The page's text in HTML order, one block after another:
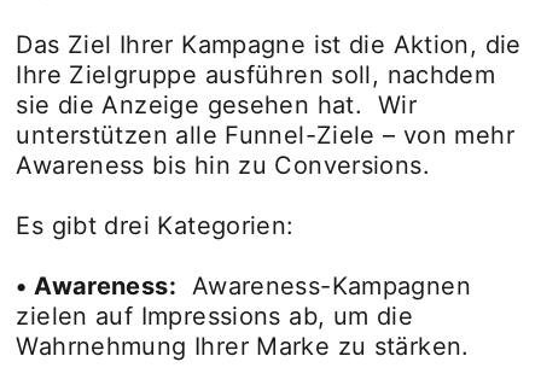
Das Ziel Ihrer Kampagne ist die Aktion, die
Ihre Zielgruppe ausführen soll, nachdem
sie die Anzeige gesehen hat. Wir
unterstützen alle Funnel-Ziele – von mehr
Awareness bis hin zu Conversions.
Es gibt drei Kategorien:
• Awareness: Awareness-Kampagnen
zielen auf Impressions ab, um die
Wahrnehmung Ihrer Marke zu stärken.